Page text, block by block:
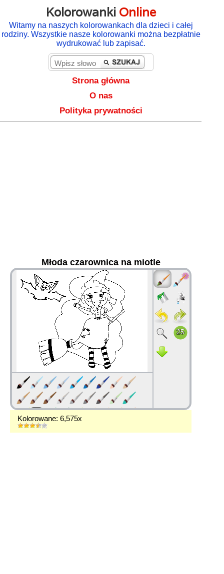
Kolorowanki Online
Witamy na naszych kolorowankach dla dzieci i całej
rodziny. Wszystkie nasze kolorowanki można bezpłatnie
wydrukować lub zapisać.
Strona główna
O nas
Polityka prywatności
Młoda czarownica na miotle
Kolorowane: 6,575x